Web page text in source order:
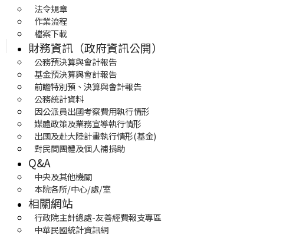
法令規章
作業流程
檔案下載
財務資訊（政府資訊公開）
公務預決算與會計報告
基金預決算與會計報告
前瞻特別預、決算與會計報告
公務統計資料
因公派員出國考察費用執行情形
媒體政策及業務宣導執行情形
出國及赴大陸計畫執行情形(基金)
對民間團體及個人補捐助
Q&A
中央及其他機關
本院各所/中心/處/室
相關網站
行政院主計總處-友善經費報支專區
中華民國統計資訊網